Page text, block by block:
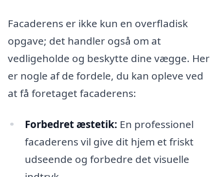
Facaderens er ikke kun en overfladisk
opgave; det handler også om at
vedligeholde og beskytte dine vægge. Her
er nogle af de fordele, du kan opleve ved
at få foretaget facaderens:
Forbedret æstetik: En professionel
facaderens vil give dit hjem et friskt
udseende og forbedre det visuelle